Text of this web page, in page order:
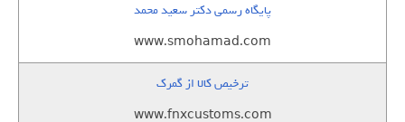
پایگاه رسمی دکتر سعید محمد
www.smohamad.com
ترخیص کالا از گمرک
www.fnxcustoms.com